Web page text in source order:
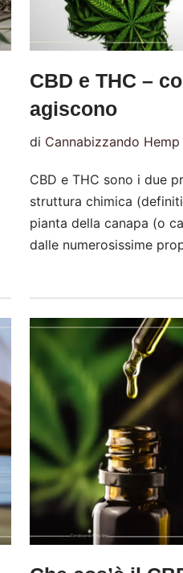
CBD e THC –
agiscono
di Cannabizzando Hemp
CBD e THC sono i due
struttura chimica
pianta della canapa (o
dalle numerosissime